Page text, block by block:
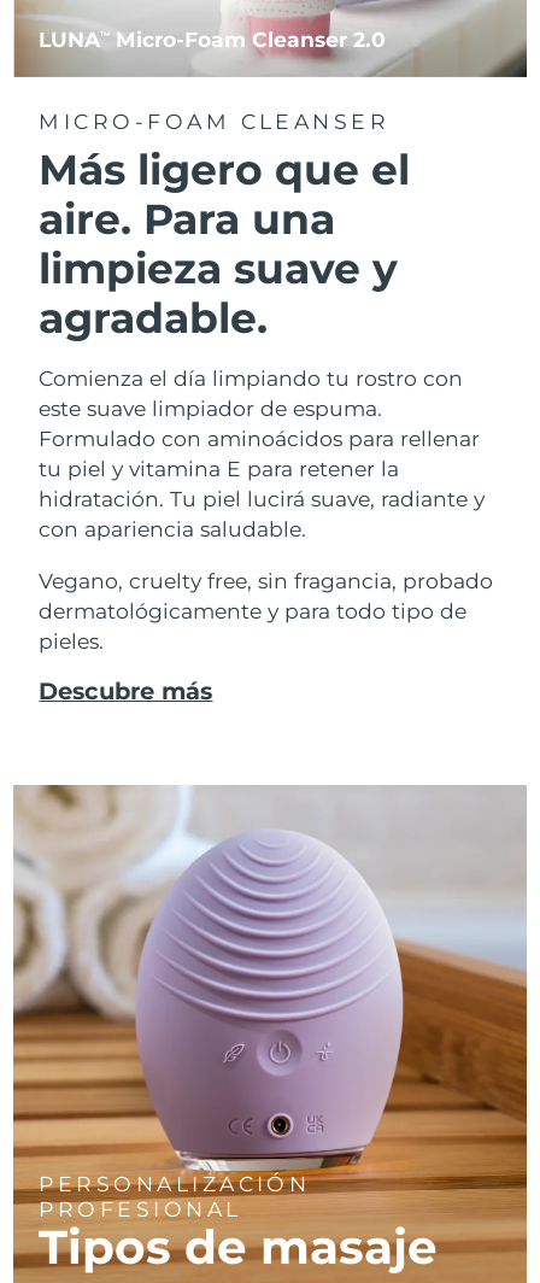
LUNATM Micro-Foam Cleanser 2.0
MICRO-FOAM CLEANSER
Más ligero que el
aire. Para una
limpieza suave y
agradable.
Comienza el día limpiando tu rostro con
este suave limpiador de espuma.
Formulado con aminoácidos para rellenar
tu piel y vitamina E para retener la
hidratación. Tu piel lucirá suave, radiante y
con apariencia saludable.
Vegano, cruelty free, sin fragancia, probado
dermatológicamente y para todo tipo de
pieles.
Descubre más
PERSONALIZACIÓN
PROFESIONAL
Tipos de masaje